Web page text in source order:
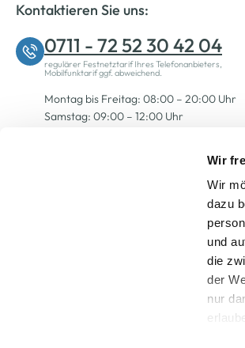
Wir
Wir
dazu
und
die
der
nur
Kontaktieren Sie uns:
0711 - 72 52 30 42 04
regulärer Festnetztarif Ihres Telefonanbieters,
Mobilfunktarif ggf. abweichend.
Montag bis Freitag: 08:00 – 20:00 Uhr
Samstag: 09:00 – 12:00 Uhr